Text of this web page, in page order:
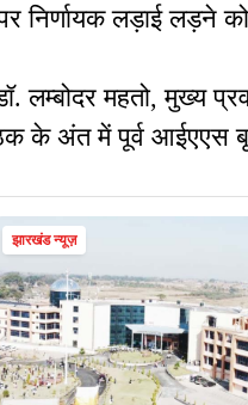
निर्णायक लड़ाई लड़ने
लम्बोदर महतो, मुख्य
के अंत में पूर्व आईएएस
झारखंड न्यूज़